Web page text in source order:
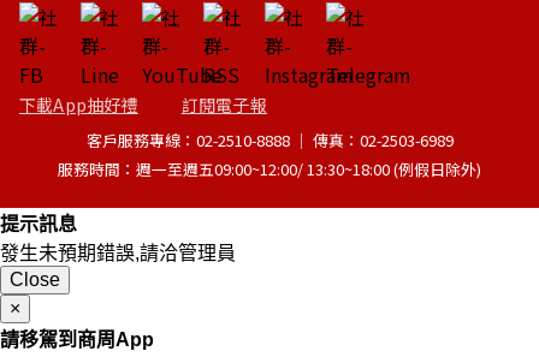
下載App抽好禮 訂閱電子報
客戶服務專線：02-2510-8888 │ 傳真：02-2503-6989
服務時間：週一至週五09:00~12:00/ 13:30~18:00 (例假日除外)
提示訊息
發生未預期錯誤,請洽管理員
Close
×
請移駕到商周App